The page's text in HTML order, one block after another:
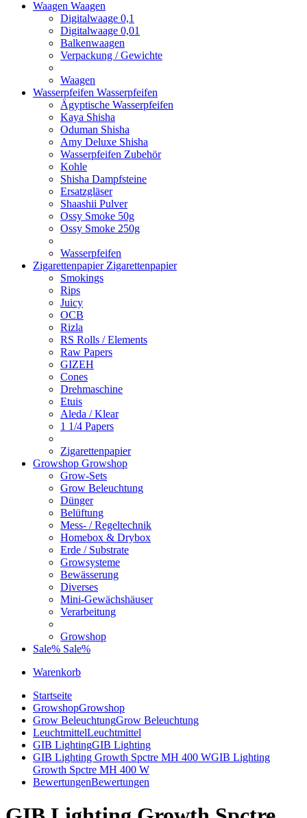
Waagen Waagen
Digitalwaage 0,1
Digitalwaage 0,01
Balkenwaagen
Verpackung / Gewichte
Waagen
Wasserpfeifen Wasserpfeifen
Ägyptische Wasserpfeifen
Kaya Shisha
Oduman Shisha
Amy Deluxe Shisha
Wasserpfeifen Zubehör
Kohle
Shisha Dampfsteine
Ersatzgläser
Shaashii Pulver
Ossy Smoke 50g
Ossy Smoke 250g
Wasserpfeifen
Zigarettenpapier Zigarettenpapier
Smokings
Rips
Juicy
OCB
Rizla
RS Rolls / Elements
Raw Papers
GIZEH
Cones
Drehmaschine
Etuis
Aleda / Klear
1 1/4 Papers
Zigarettenpapier
Growshop Growshop
Grow-Sets
Grow Beleuchtung
Dünger
Belüftung
Mess- / Regeltechnik
Homebox & Drybox
Erde / Substrate
Growsysteme
Bewässerung
Diverses
Mini-Gewächshäuser
Verarbeitung
Growshop
Sale% Sale%
Warenkorb
Startseite
GrowshopGrowshop
Grow BeleuchtungGrow Beleuchtung
LeuchtmittelLeuchtmittel
GIB LightingGIB Lighting
GIB Lighting Growth Spctre MH 400 WGIB Lighting
Growth Spctre MH 400 W
BewertungenBewertungen